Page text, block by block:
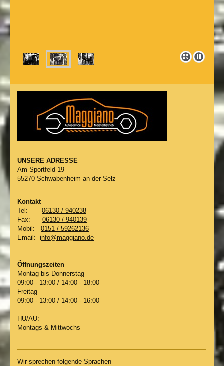
UNSERE ADRESSE
Am Sportfeld 19
55270 Schwabenheim an der Selz
Kontakt
Tel: 06130 / 940238
Fax: 06130 / 940139
Mobil: 0151 / 59262136
Email: info@maggiano.de
Öffnungszeiten
Montag bis Donnerstag
09:00 - 13:00 / 14:00 - 18:00
Freitag
09:00 - 13:00 / 14:00 - 16:00
HU/AU:
Montags & Mittwochs
Wir sprechen folgende Sprachen